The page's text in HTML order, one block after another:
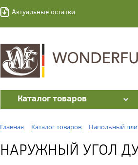
Актуальные остатки
Каталог товаров
Главная Каталог товаров Напольный
НАРУЖНЫЙ УГОЛ